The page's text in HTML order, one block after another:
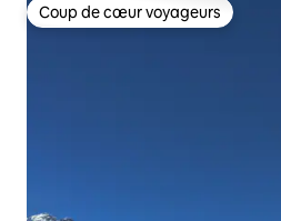
Coup de cœur voyageurs
Coup de cœur voyageurs